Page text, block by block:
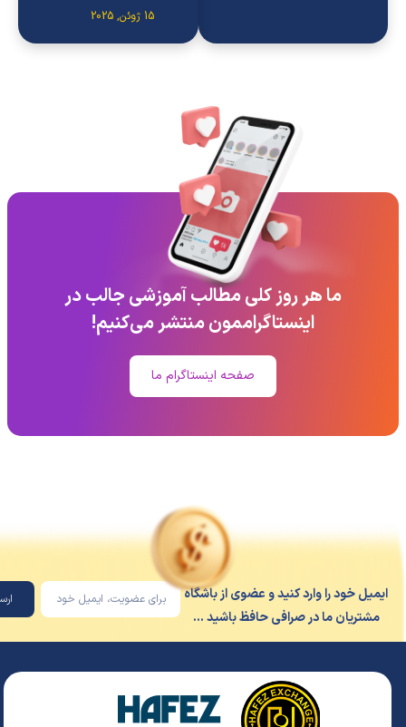
ما هر روز کلی مطالب آموزشی جالب در
اینستاگراممون منتشر می‌کنیم!
صفحه اینستاگرام ما
خود را وارد کنید و عضوی از باشگاه
ما در صرافی حافظ باشید ...